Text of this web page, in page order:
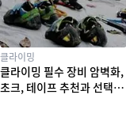
클라이밍
클라이밍 필수 장비 암벽화,
초크, 테이프 추천과 선택법